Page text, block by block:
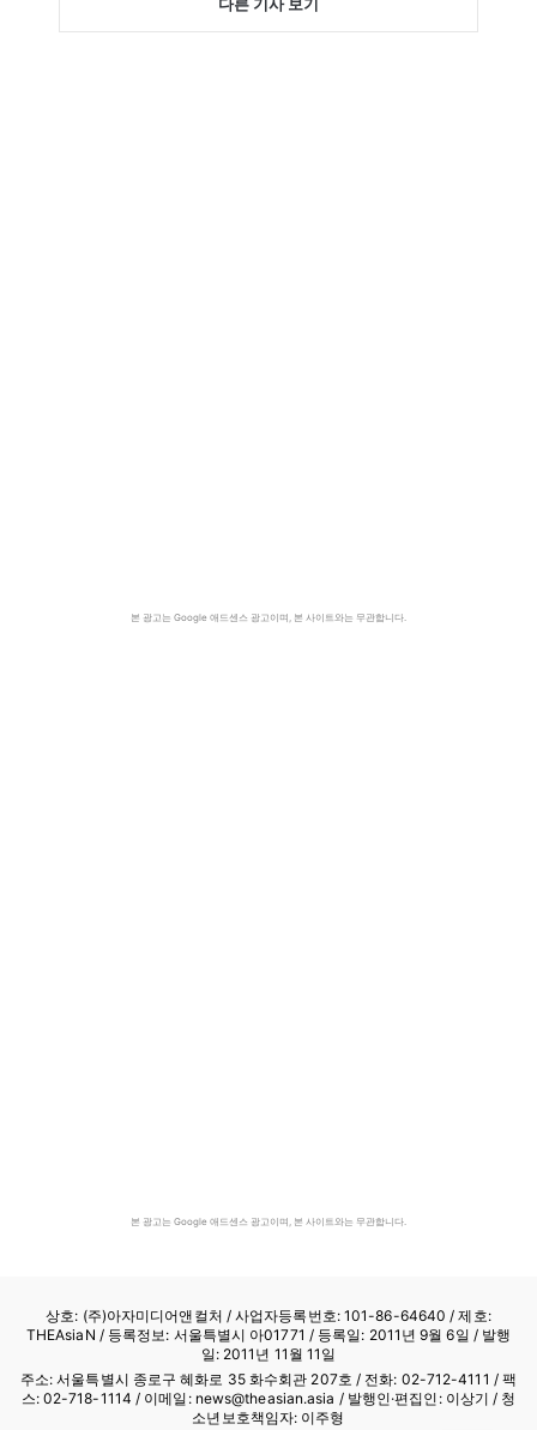
다른 기사 보기
본 광고는 Google 애드센스 광고이며, 본 사이트와는 무관합니다.
본 광고는 Google 애드센스 광고이며, 본 사이트와는 무관합니다.
상호: (주)아자미디어앤컬처 /사업자등록번호: 101-86-64640 / 제호:
THEAsiaN / 등록정보: 서울특별시 아01771 / 등록일: 2011년 9월 6일 / 발행
일: 2011년 11월 11일
주소: 서울특별시 종로구 혜화로 35 화수회관 207호 / 전화: 02-712-4111 / 팩
스: 02-718-1114 / 이메일: news@theasian.asia / 발행인·편집인: 이상기 / 청
소년보호책임자: 이주형